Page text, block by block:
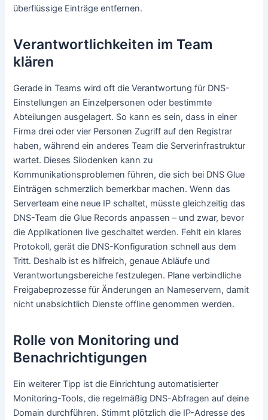
überflüssige Einträge entfernen.
Verantwortlichkeiten im Team
klären
Gerade in Teams wird oft die Verantwortung für DNS-
Einstellungen an Einzelpersonen oder bestimmte
Abteilungen ausgelagert. So kann es sein, dass in einer
Firma drei oder vier Personen Zugriff auf den Registrar
haben, während ein anderes Team die Serverinfrastruktur
wartet. Dieses Silodenken kann zu
Kommunikationsproblemen führen, die sich bei DNS Glue
Einträgen schmerzlich bemerkbar machen. Wenn das
Serverteam eine neue IP schaltet, müsste gleichzeitig das
DNS-Team die Glue Records anpassen – und zwar, bevor
die Applikationen live geschaltet werden. Fehlt ein klares
Protokoll, gerät die DNS-Konfiguration schnell aus dem
Tritt. Deshalb ist es hilfreich, genaue Abläufe und
Verantwortungsbereiche festzulegen. Plane verbindliche
Freigabeprozesse für Änderungen an Nameservern, damit
nicht unabsichtlich Dienste offline genommen werden.
Rolle von Monitoring und
Benachrichtigungen
Ein weiterer Tipp ist die Einrichtung automatisierter
Monitoring-Tools, die regelmäßig DNS-Abfragen auf deine
Domain durchführen. Stimmt plötzlich die IP-Adresse des